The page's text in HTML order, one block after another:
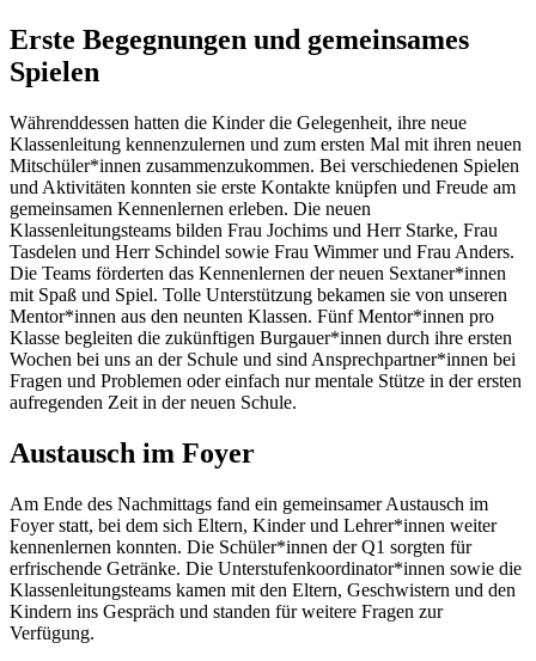
Erste Begegnungen und gemeinsames
Spielen
Währenddessen hatten die Kinder die Gelegenheit, ihre neue
Klassenleitung kennenzulernen und zum ersten Mal mit ihren neuen
Mitschüler*innen zusammenzukommen. Bei verschiedenen Spielen
und Aktivitäten konnten sie erste Kontakte knüpfen und Freude am
gemeinsamen Kennenlernen erleben. Die neuen
Klassenleitungsteams bilden Frau Jochims und Herr Starke, Frau
Tasdelen und Herr Schindel sowie Frau Wimmer und Frau Anders.
Die Teams förderten das Kennenlernen der neuen Sextaner*innen
mit Spaß und Spiel. Tolle Unterstützung bekamen sie von unseren
Mentor*innen aus den neunten Klassen. Fünf Mentor*innen pro
Klasse begleiten die zukünftigen Burgauer*innen durch ihre ersten
Wochen bei uns an der Schule und sind Ansprechpartner*innen bei
Fragen und Problemen oder einfach nur mentale Stütze in der ersten
aufregenden Zeit in der neuen Schule.
Austausch im Foyer
Am Ende des Nachmittags fand ein gemeinsamer Austausch im
Foyer statt, bei dem sich Eltern, Kinder und Lehrer*innen weiter
kennenlernen konnten. Die Schüler*innen der Q1 sorgten für
erfrischende Getränke. Die Unterstufenkoordinator*innen sowie die
Klassenleitungsteams kamen mit den Eltern, Geschwistern und den
Kindern ins Gespräch und standen für weitere Fragen zur
Verfügung.